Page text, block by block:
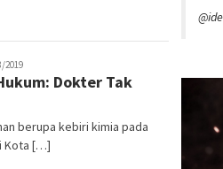
2019
Dokter Tak
berupa kebiri kimia pada
Kota […]